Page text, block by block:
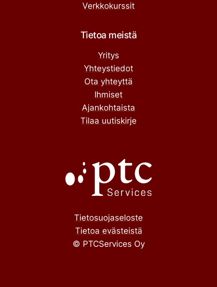
Verkkokurssit
Tietoa meistä
Yritys
Yhteystiedot
Ota yhteyttä
Ihmiset
Ajankohtaista
Tilaa uutiskirje
Tietosuojaseloste
Tietoa evästeistä
© PTCServices Oy